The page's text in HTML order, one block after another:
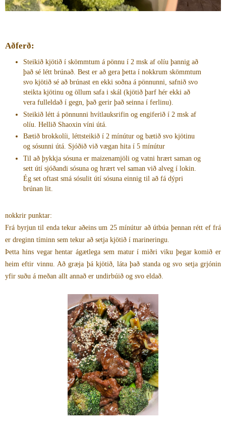
Aðferð:
Steikið kjötið í skömmtum á pönnu í 2 msk af olíu þannig að
það sé létt brúnað. Best er að gera þetta í nokkrum skömmtum
svo kjötið sé að brúnast en ekki soðna á pönnunni, safnið svo
steikta kjötinu og öllum safa i skál (kjötið þarf hér ekki að
vera fulleldað í gegn, það gerir það seinna í ferlinu).
Steikið létt á pönnunni hvítlauksrifin og engiferið í 2 msk af
olíu. Hellið Shaoxin víni útá.
Bætið brokkolíi, léttsteikið í 2 mínútur og bætið svo kjötinu
og sósunni útá. Sjóðið við vægan hita í 5 mínútur
Til að þykkja sósuna er maizenamjöli og vatni hrært saman og
sett útí sjóðandi sósuna og hrært vel saman við alveg í lokin.
Ég set oftast smá sósulit útí sósuna einnig til að fá dýpri
brúnan lit.
nokkrir punktar:
Frá byrjun til enda tekur aðeins um 25 mínútur að útbúa þennan rétt ef frá
er dreginn tíminn sem tekur að setja kjötið í marineringu.
Þetta hins vegar hentar ágætlega sem matur í miðri viku þegar komið er
heim eftir vinnu. Að græja þá kjötið, láta það standa og svo setja grjónin
yfir suðu á meðan allt annað er undirbúið og svo eldað.